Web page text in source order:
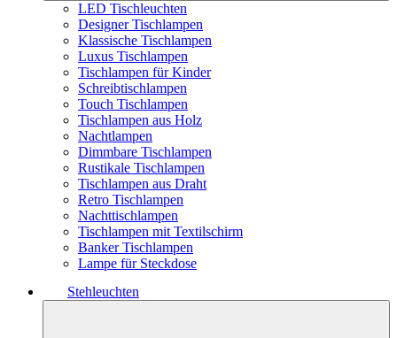
LED Tischleuchten
Designer Tischlampen
Klassische Tischlampen
Luxus Tischlampen
Tischlampen für Kinder
Schreibtischlampen
Touch Tischlampen
Tischlampen aus Holz
Nachtlampen
Dimmbare Tischlampen
Rustikale Tischlampen
Tischlampen aus Draht
Retro Tischlampen
Nachttischlampen
Tischlampen mit Textilschirm
Banker Tischlampen
Lampe für Steckdose
Stehleuchten